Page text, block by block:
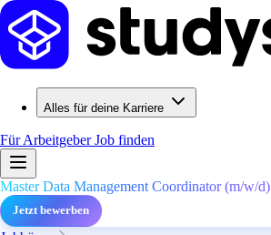
Alles für deine Karriere
Für ArbeitgeberJob finden
Master Data Management Coordinator (m/w/d)
Jetzt bewerben